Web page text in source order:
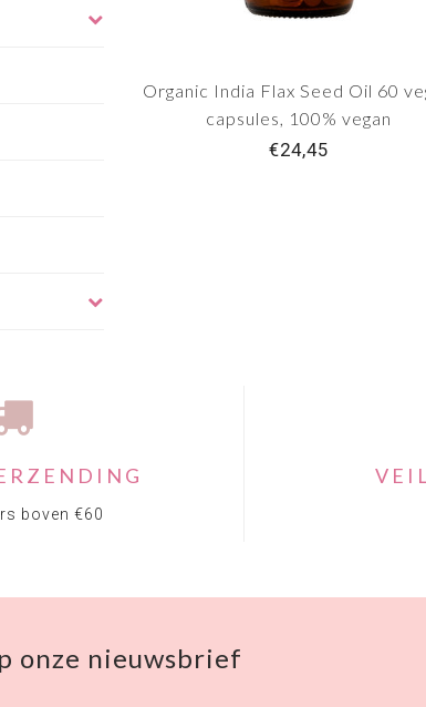
Organic India Flax Seed Oil 60
capsules, 100% vegan
€24,45
boven €60
onze nieuwsbrief